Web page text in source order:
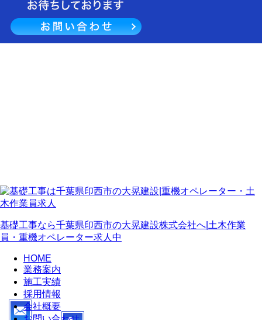
基礎工事なら千葉県印西市の大晃建設株式会社へ|土木作業
員・重機オペレーター求人中
HOME
業務案内
施工実績
採用情報
会社概要